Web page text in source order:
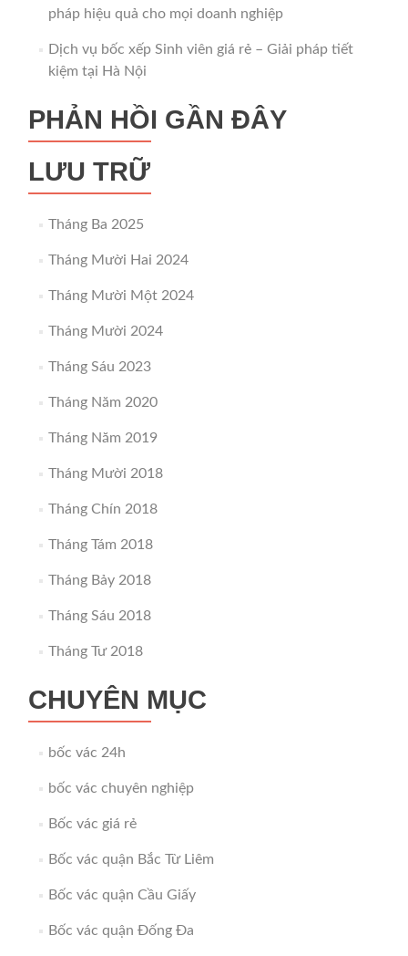
pháp hiệu quả cho mọi doanh nghiệp
Dịch vụ bốc xếp Sinh viên giá rẻ – Giải pháp tiết
kiệm tại Hà Nội
PHẢN HỒI GẦN ĐÂY
LƯU TRỮ
Tháng Ba 2025
Tháng Mười Hai 2024
Tháng Mười Một 2024
Tháng Mười 2024
Tháng Sáu 2023
Tháng Năm 2020
Tháng Năm 2019
Tháng Mười 2018
Tháng Chín 2018
Tháng Tám 2018
Tháng Bảy 2018
Tháng Sáu 2018
Tháng Tư 2018
CHUYÊN MỤC
bốc vác 24h
bốc vác chuyên nghiệp
Bốc vác giá rẻ
Bốc vác quận Bắc Từ Liêm
Bốc vác quận Cầu Giấy
Bốc vác quận Đống Đa